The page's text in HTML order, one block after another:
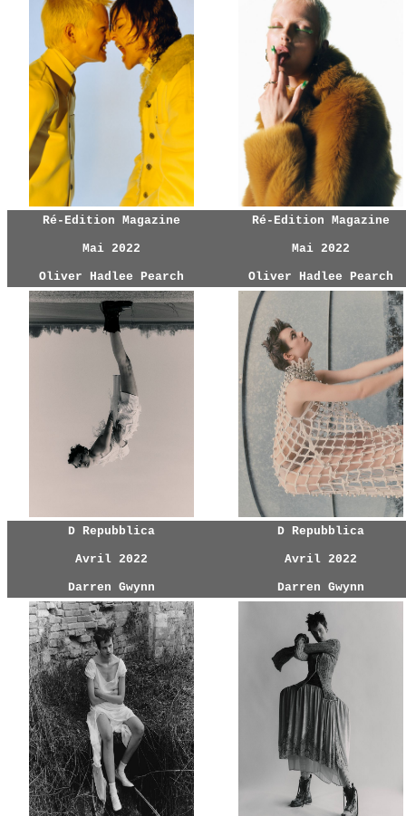
Ré-Edition Magazine
Mai 2022
Oliver Hadlee Pearch
Ré-Edition Magazine
Mai 2022
Oliver Hadlee Pearch
D Repubblica
Avril 2022
Darren Gwynn
D Repubblica
Avril 2022
Darren Gwynn